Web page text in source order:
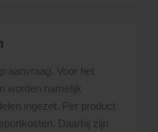
aanvraag. Voor het
worden namelijk
ingezet. Per product
Daarbij zijn